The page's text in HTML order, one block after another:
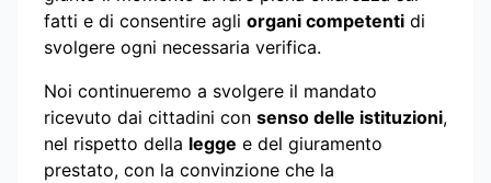
fatti e di consentire agli organi competenti di
svolgere ogni necessaria verifica.
Noi continueremo a svolgere il mandato
ricevuto dai cittadini con senso delle istituzioni,
nel rispetto della legge e del giuramento
prestato, con la convinzione che la